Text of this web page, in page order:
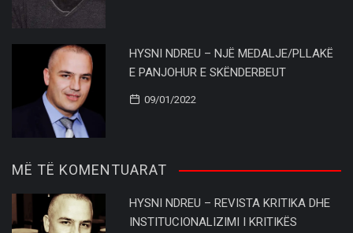
HYSNI NDREU – NJË MEDALJE/PLLAKË
E PANJOHUR E SKËNDERBEUT
09/01/2022
MË TË KOMENTUARAT
HYSNI NDREU – REVISTA KRITIKA DHE
INSTITUCIONALIZIMI I KRITIKËS